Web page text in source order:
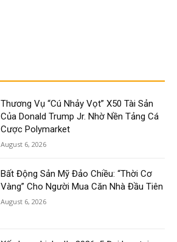
Thương Vụ “Cú Nhảy Vọt” X50 Tài Sản
Của Donald Trump Jr. Nhờ Nền Tảng Cá
Cược Polymarket
August 6, 2026
Bất Động Sản Mỹ Đảo Chiều: “Thời Cơ
Vàng” Cho Người Mua Căn Nhà Đầu Tiên
August 6, 2026